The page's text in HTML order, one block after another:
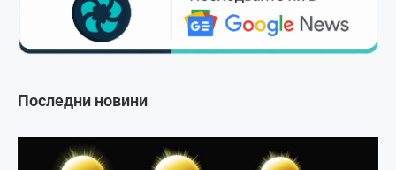
Последни новини